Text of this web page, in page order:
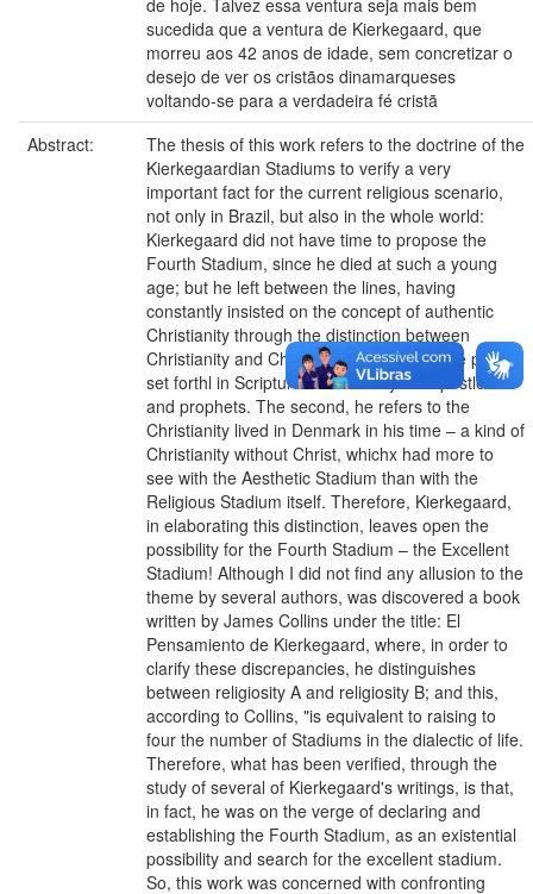
sucedida que a ventura de Kierkegaard, que
morreu aos 42 anos de idade, sem concretizar o
desejo de ver os cristãos dinamarqueses
voltando-se para a verdadeira fé cristã
Abstract:
The thesis of this work refers to the doctrine of the
Kierkegaardian Stadiums to verify a very
important fact for the current religious scenario,
not only in Brazil, but also in the whole world:
Kierkegaard did not have time to propose the
Fourth Stadium, since he died at such a young
age; but he left between the lines, having
constantly insisted on the concept of authentic
Christianity through the distinction between
Christianity and Christianity. The first is the pattern
set forthl in Scripture and lived by the apostles
and prophets. The second, he refers to the
Christianity lived in Denmark in his time – a kind of
Christianity without Christ, whichx had more to
see with the Aesthetic Stadium than with the
Religious Stadium itself. Therefore, Kierkegaard,
in elaborating this distinction, leaves open the
possibility for the Fourth Stadium – the Excellent
Stadium! Although I did not find any allusion to the
theme by several authors, was discovered a book
written by James Collins under the title: El
Pensamiento de Kierkegaard, where, in order to
clarify these discrepancies, he distinguishes
between religiosity A and religiosity B; and this,
according to Collins, "is equivalent to raising to
four the number of Stadiums in the dialectic of life.
Therefore, what has been verified, through the
study of several of Kierkegaard's writings, is that,
in fact, he was on the verge of declaring and
establishing the Fourth Stadium, as an existential
possibility and search for the excellent stadium.
So, this work was concerned with confronting